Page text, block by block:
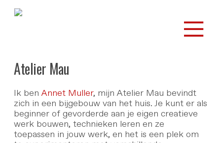
︎
Atelier Mau
Ik benAnnet Muller, mijn Atelier Mau bevindt
zich in een bijgebouw van het huis. Je kunt er als
beginner of gevorderde aan je eigen creatieve
werk bouwen, technieken leren en ze
toepassen in jouw werk, en het is een plek om